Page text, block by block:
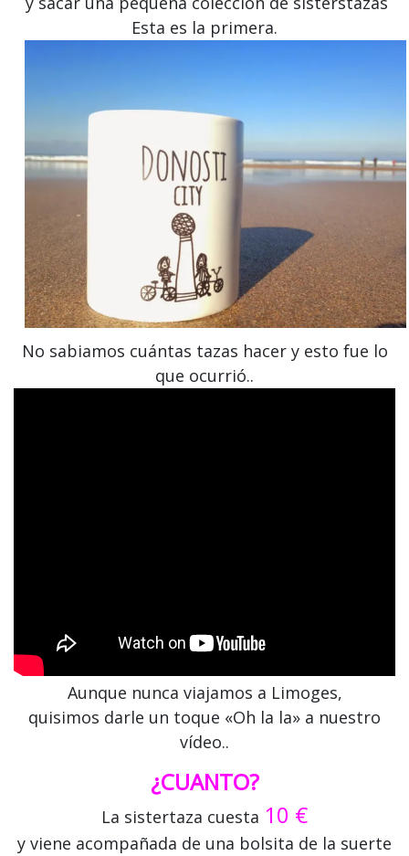
Esta es la primera.
No sabiamos cuántas tazas hacer y esto fue lo
que ocurrió..
Aunque nunca viajamos a Limoges,
quisimos darle un toque «Oh la la» a nuestro
vídeo..
¿CUANTO?
La sistertaza cuesta 10 €
y viene acompañada de una bolsita de la suerte